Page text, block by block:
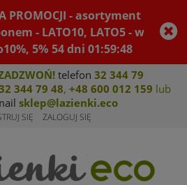
PROMOCJI - asortyment
- LATO10, LATO5 - w
5% 54dni01:59:48
telefon 32 344 79
344 79 48, +48 600 012 159 lub
sklep@lazienki.eco
SIĘ ZALOGUJ SIĘ